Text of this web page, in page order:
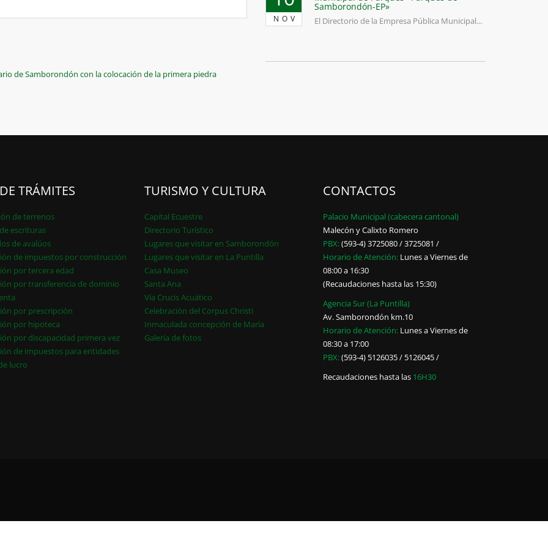
de Samborondón con la colocación de la primera piedra
NOV
Samborondón-EP»
El Directorio de la Empresa Pública Municipal...
TRÁMITES
de terrenos
escrituras
de avalúos
de impuestos por construcción
por tercera edad
por transferencia de dominio
por prescripción
por hipoteca
por discapacidad primera vez
de impuestos para entidades
lucro
TURISMO Y CULTURA
Capital Ecuestre
Directorio Turístico
Lugares que visitar en Samborondón
Lugares que visitar en La Puntilla
Casa Museo
Santa Ana
Vía Crucis Acuático
Celebración del Corpus Christi
Inmaculada concepción de María
Galería de fotos
CONTACTOS
Palacio Municipal (cabecera cantonal)
Malecón y Calixto Romero
PBX:(593-4) 3725080 / 3725081 /
Horario de Atención:Lunes a Viernes de
08:00 a 16:30
(Recaudaciones hasta las 15:30)
Agencia Sur (La Puntilla)
Av. Samborondón km.10
Horario de Atención:Lunes a Viernes de
08:30 a 17:00
PBX:(593-4) 5126035 / 5126045 /
Recaudaciones hasta las 16H30